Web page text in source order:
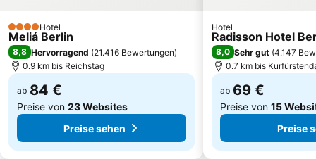
Gendarmenmarkt
Gesundbrunnen
Kindl-Bühne Wuhlheide
Weißensee
4 SterneHotel
Meliá Berlin
8,8 Hervorragend (21.416 Bewertungen)
0.9 km bis Reichstag
ab 84 €
Preise von 23 Websites
Preise sehen
Hotel
Radisson Hotel
8,0 Sehr gut (4.147
0.7 km bis
ab 69 €
Preise von 15
Preise